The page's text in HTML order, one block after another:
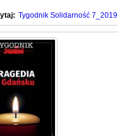
Tygodnik Solidarność 7_2019